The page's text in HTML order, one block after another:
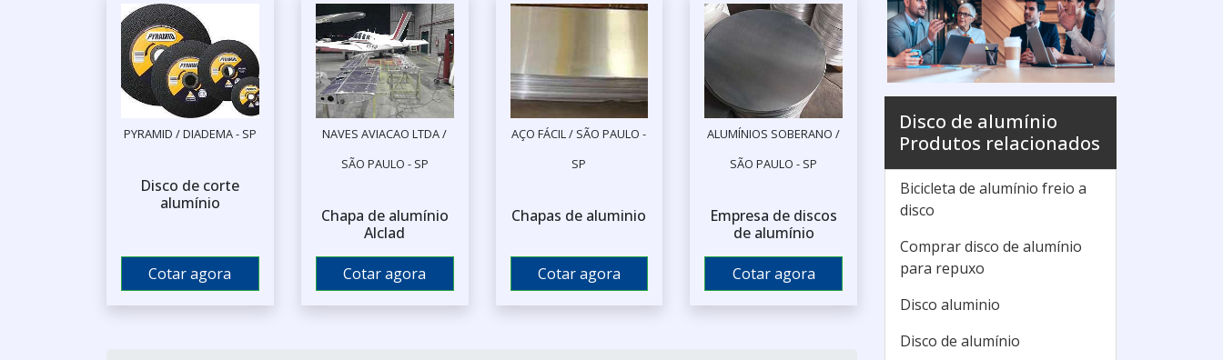
PYRAMID / DIADEMA - SP
Disco de corte
alumínio
Cotar agora
NAVES AVIACAO LTDA /
SÃO PAULO - SP
Chapa de alumínio
Alclad
Cotar agora
AÇO FÁCIL / SÃO PAULO -
SP
Chapas de aluminio
Cotar agora
ALUMÍNIOS SOBERANO /
SÃO PAULO - SP
Empresa de discos
de alumínio
Cotar agora
Disco de alumínio
Produtos relacionados
Bicicleta de alumínio freio a
disco
Comprar disco de alumínio
para repuxo
Disco aluminio
Disco de alumínio